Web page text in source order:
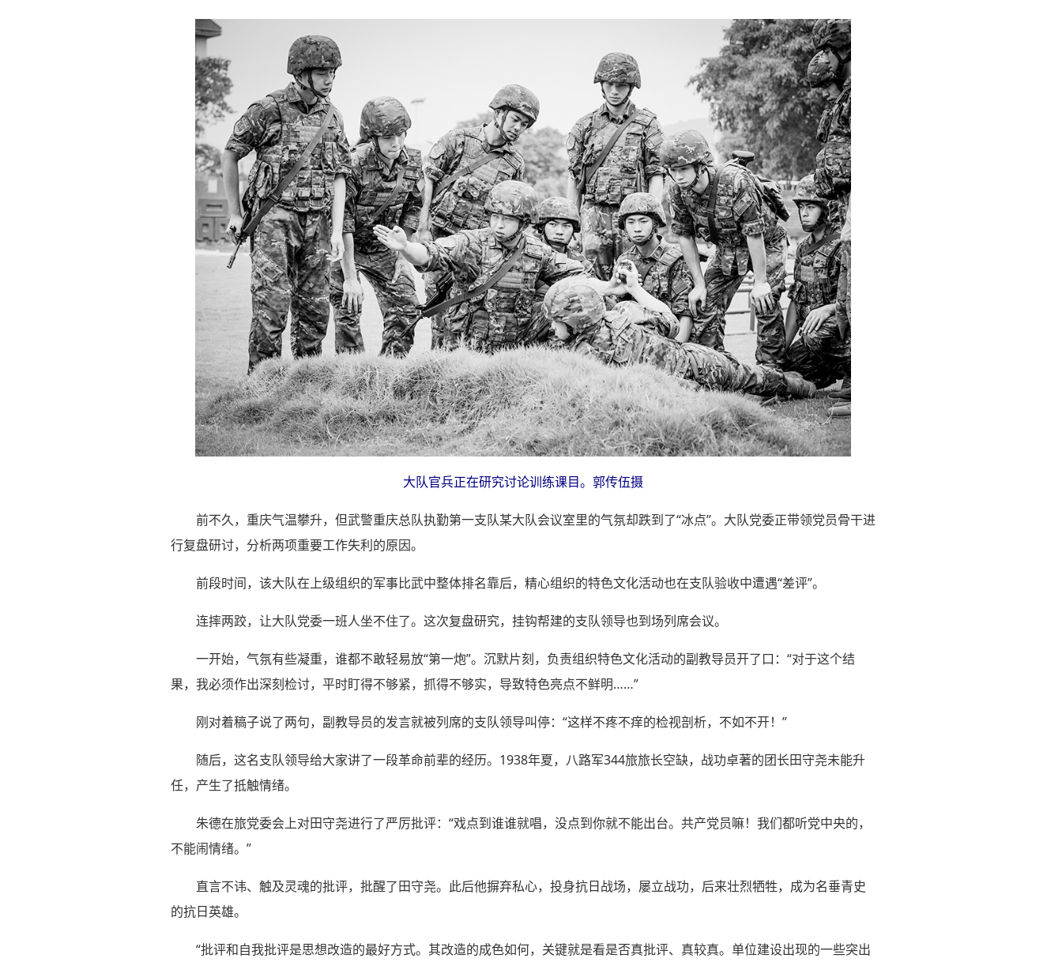
大队官兵正在研究讨论训练课目。郭传伍摄
前不久，重庆气温攀升，但武警重庆总队执勤第一支队某大队会议室里的气氛却跌到了“冰点”。大队党委正带领党员骨干进
行复盘研讨，分析两项重要工作失利的原因。
前段时间，该大队在上级组织的军事比武中整体排名靠后，精心组织的特色文化活动也在支队验收中遭遇“差评”。
连摔两跤，让大队党委一班人坐不住了。这次复盘研究，挂钩帮建的支队领导也到场列席会议。
一开始，气氛有些凝重，谁都不敢轻易放“第一炮”。沉默片刻，负责组织特色文化活动的副教导员开了口：“对于这个结
果，我必须作出深刻检讨，平时盯得不够紧，抓得不够实，导致特色亮点不鲜明……”
刚对着稿子说了两句，副教导员的发言就被列席的支队领导叫停：“这样不疼不痒的检视剖析，不如不开！”
随后，这名支队领导给大家讲了一段革命前辈的经历。1938年夏，八路军344旅旅长空缺，战功卓著的团长田守尧未能升
任，产生了抵触情绪。
朱德在旅党委会上对田守尧进行了严厉批评：“戏点到谁谁就唱，没点到你就不能出台。共产党员嘛！我们都听党中央的，
不能闹情绪。”
直言不讳、触及灵魂的批评，批醒了田守尧。此后他摒弃私心，投身抗日战场，屡立战功，后来壮烈牺牲，成为名垂青史
的抗日英雄。
“批评和自我批评是思想改造的最好方式。其改造的成色如何，关键就是看是否真批评、真较真。单位建设出现的一些突出